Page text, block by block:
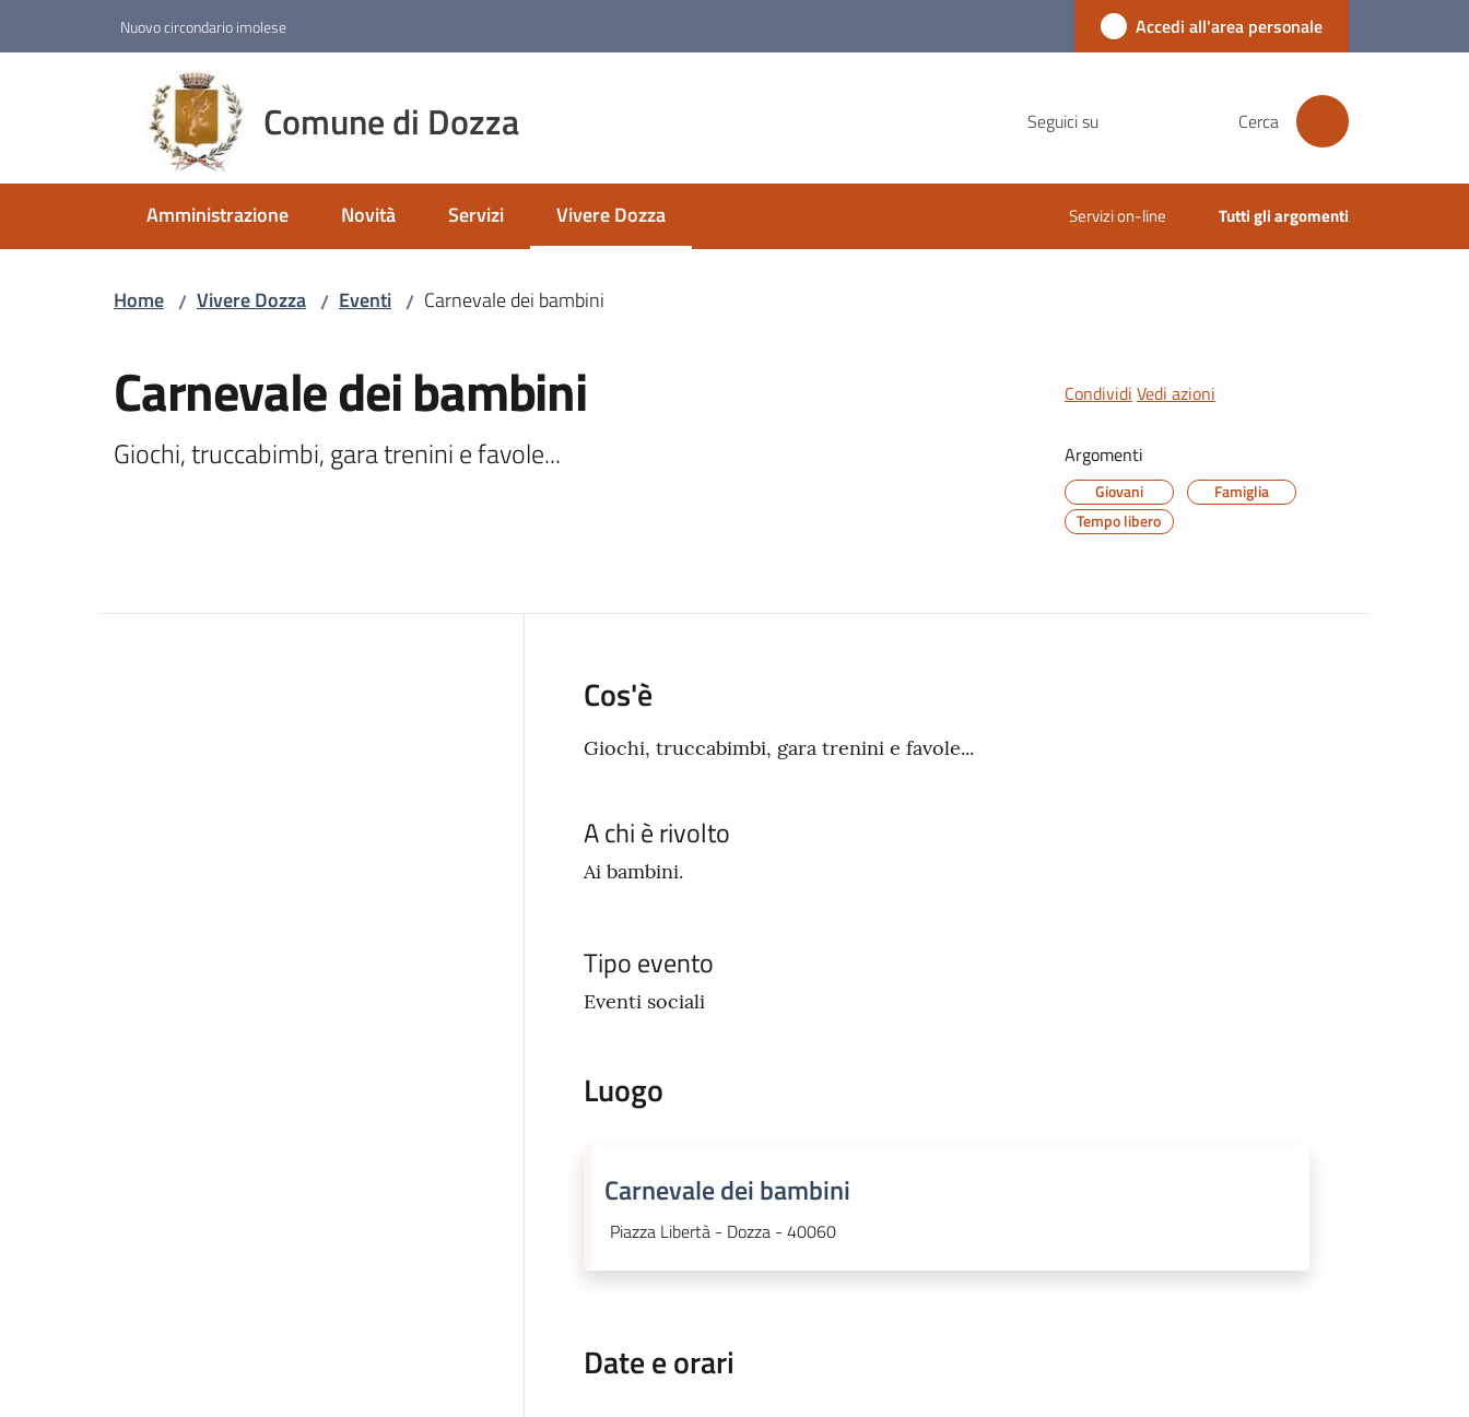
Nuovo circondario imolese Accedi all'area personale
Comune di Dozza Seguici su Cerca
Amministrazione Novità Servizi Vivere Dozza
Menu selezionato Servizi on-line Tutti gli argomenti
Home / Vivere Dozza / Eventi / Carnevale dei bambini
Carnevale dei bambini
Giochi, truccabimbi, gara trenini e favole...
Condividi Vedi azioni
Argomenti
Giovani
Famiglia
Tempo libero
Cos'è
Giochi, truccabimbi, gara trenini e favole...
A chi è rivolto
Ai bambini.
Tipo evento
Eventi sociali
Luogo
Carnevale dei bambini
Piazza Libertà - Dozza - 40060
Date e orari